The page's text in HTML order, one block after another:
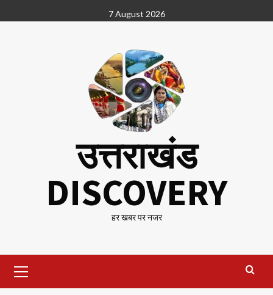
to
7 August 2026
उत्तराखंड
DISCOVERY
हर खबर पर नजर
Menu